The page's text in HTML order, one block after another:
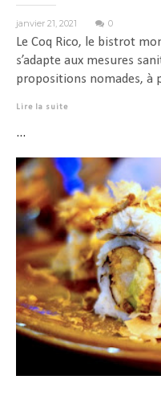
janvier 21, 2021 0
Le Coq Rico, le bistrot
s’adapte aux mesures
propositions nomades, à
Lire la suite
...